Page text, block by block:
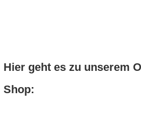
Hier geht es zu unserem
Shop: